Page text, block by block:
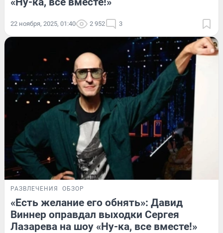
22 ноября, 2025, 01:40 2 952 3
РАЗВЛЕЧЕНИЯ ОБЗОР
«Есть желание его обнять»: Давид
Виннер оправдал выходки Сергея
Лазарева на шоу «Ну-ка, все вместе!»